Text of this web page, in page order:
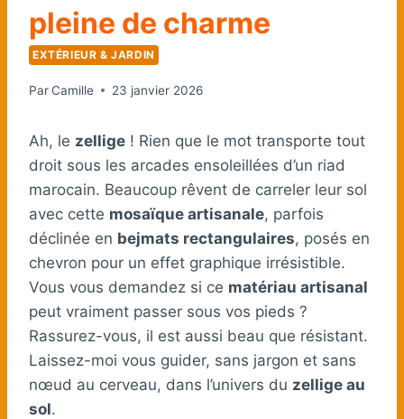
pleine de charme
EXTÉRIEUR & JARDIN
ParCamille 23 janvier 2026
Ah, le zellige ! Rien que le mot transporte tout
droit sous les arcades ensoleillées d’un riad
marocain. Beaucoup rêvent de carreler leur sol
avec cette mosaïque artisanale, parfois
déclinée en bejmats rectangulaires, posés en
chevron pour un effet graphique irrésistible.
Vous vous demandez si ce matériau artisanal
peut vraiment passer sous vos pieds ?
Rassurez-vous, il est aussi beau que résistant.
Laissez-moi vous guider, sans jargon et sans
nœud au cerveau, dans l’univers du zellige au
sol.